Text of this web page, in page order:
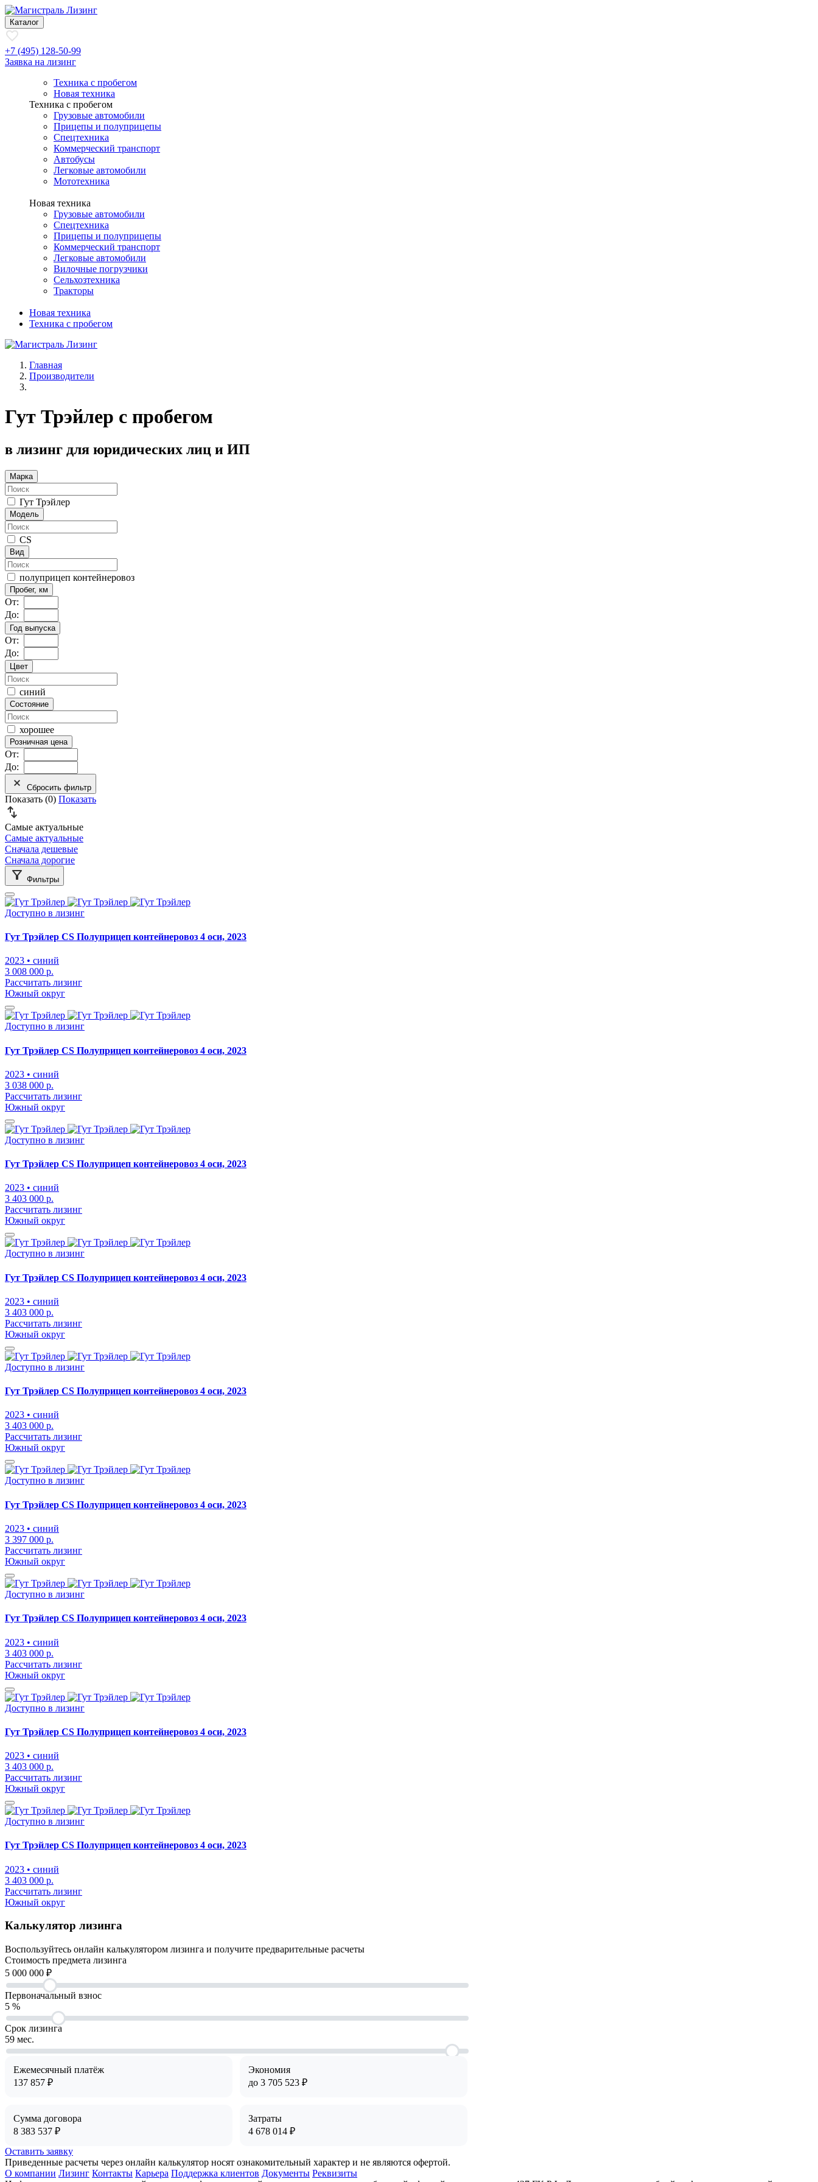
Каталог
+7 (495) 128-50-99
Заявка на лизинг
Техника с пробегом
Новая техника
Техника с пробегом
Грузовые автомобили
Прицепы и полуприцепы
Спецтехника
Коммерческий транспорт
Автобусы
Легковые автомобили
Мототехника
Новая техника
Грузовые автомобили
Спецтехника
Прицепы и полуприцепы
Коммерческий транспорт
Легковые автомобили
Вилочные погрузчики
Сельхозтехника
Тракторы
Новая техника
Техника с пробегом
Главная
Производители
Гут Трэйлер с пробегом
в лизинг для юридических лиц и ИП
Марка
Гут Трэйлер
Модель
CS
Вид
полуприцеп контейнеровоз
Пробег, км
От:
До:
Год выпуска
От:
До:
Цвет
синий
Состояние
хорошее
Розничная цена
От:
До:
Сбросить фильтр
Показать (0) Показать
Самые актуальные
Самые актуальные
Сначала дешевые
Сначала дорогие
Фильтры
Доступно в лизинг
Гут Трэйлер CS Полуприцеп контейнеровоз 4 оси, 2023
2023 • синий
3 008 000 р.
Рассчитать лизинг
Южный округ
Доступно в лизинг
Гут Трэйлер CS Полуприцеп контейнеровоз 4 оси, 2023
2023 • синий
3 038 000 р.
Рассчитать лизинг
Южный округ
Доступно в лизинг
Гут Трэйлер CS Полуприцеп контейнеровоз 4 оси, 2023
2023 • синий
3 403 000 р.
Рассчитать лизинг
Южный округ
Доступно в лизинг
Гут Трэйлер CS Полуприцеп контейнеровоз 4 оси, 2023
2023 • синий
3 403 000 р.
Рассчитать лизинг
Южный округ
Доступно в лизинг
Гут Трэйлер CS Полуприцеп контейнеровоз 4 оси, 2023
2023 • синий
3 403 000 р.
Рассчитать лизинг
Южный округ
Доступно в лизинг
Гут Трэйлер CS Полуприцеп контейнеровоз 4 оси, 2023
2023 • синий
3 397 000 р.
Рассчитать лизинг
Южный округ
Доступно в лизинг
Гут Трэйлер CS Полуприцеп контейнеровоз 4 оси, 2023
2023 • синий
3 403 000 р.
Рассчитать лизинг
Южный округ
Доступно в лизинг
Гут Трэйлер CS Полуприцеп контейнеровоз 4 оси, 2023
2023 • синий
3 403 000 р.
Рассчитать лизинг
Южный округ
Доступно в лизинг
Гут Трэйлер CS Полуприцеп контейнеровоз 4 оси, 2023
2023 • синий
3 403 000 р.
Рассчитать лизинг
Южный округ
Калькулятор лизинга
Воспользуйтесь онлайн калькулятором лизинга и получите предварительные расчеты
Cтоимость предмета лизинга
5 000 000 ₽
Первоначальный взнос
5 %
Срок лизинга
59 мес.
Ежемесячный платёж
137 857 ₽
Экономия
до 3 705 523 ₽
Сумма договора
8 383 537 ₽
Затраты
4 678 014 ₽
Оставить заявку
Приведенные расчеты через онлайн калькулятор носят ознакомительный характер и не являются офертой.
О компании Лизинг Контакты Карьера Поддержка клиентов Документы Реквизиты